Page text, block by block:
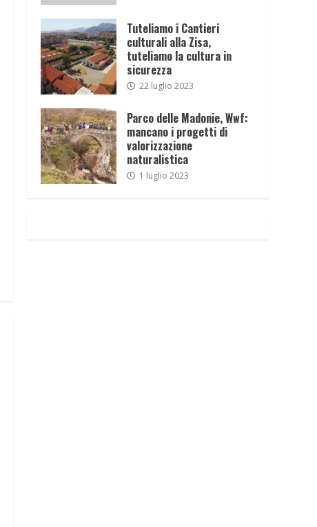
Tuteliamo i Cantieri
culturali alla Zisa,
tuteliamo la cultura in
sicurezza
22 luglio 2023
Parco delle Madonie, Wwf:
mancano i progetti di
valorizzazione
naturalistica
1 luglio 2023